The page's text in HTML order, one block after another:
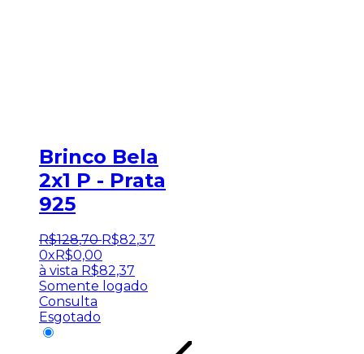
Brinco Bela
2x1 P - Prata
925
R$128,70 R$82,37
0xR$0,00
à vista R$82,37
Somente logado
Consulta
Esgotado